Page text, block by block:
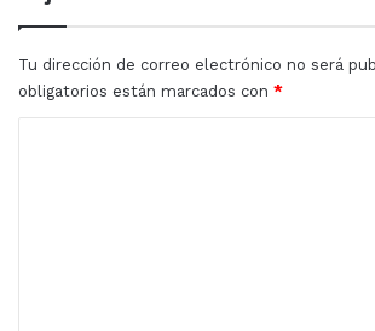
Tu dirección de correo electrónico no será
obligatorios están marcados con *